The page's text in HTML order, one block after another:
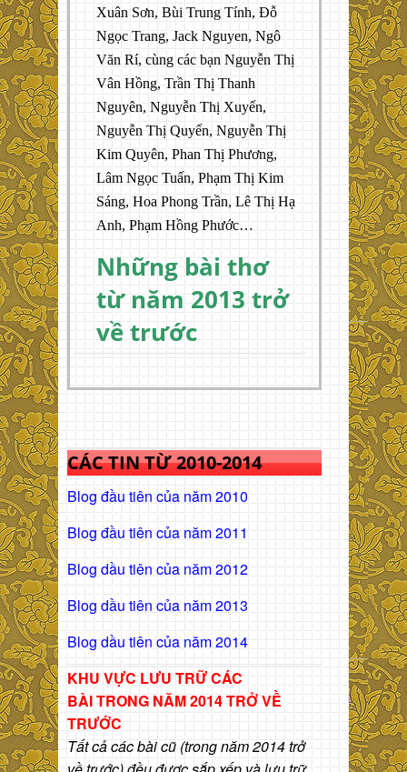
Xuân Sơn, Bùi Trung Tính, Đỗ
Ngọc Trang, Jack Nguyen, Ngô
Văn Rí, cùng các bạn Nguyễn Thị
Vân Hồng, Trần Thị Thanh
Nguyên, Nguyễn Thị Xuyến,
Nguyễn Thị Quyến, Nguyễn Thị
Kim Quyên, Phan Thị Phương,
Lâm Ngọc Tuấn, Phạm Thị Kim
Sáng, Hoa Phong Trần, Lê Thị Hạ
Anh, Phạm Hồng Phước…
Những bài thơ
từ năm 2013 trở
về trước
CÁC TIN TỪ 2010-2014
Blog đầu tiên của năm 2010
Blog đầu tiên của năm 2011
Blog dầu tiên của năm 2012
Blog dầu tiên của năm 2013
Blog dầu tiên của năm 2014
KHU VỰC LƯU TRỮ CÁC
BÀITRONG NĂM 2014 TRỞ VỀ
TRƯỚC
Tất cả các bài cũ (trong năm 2014 trở